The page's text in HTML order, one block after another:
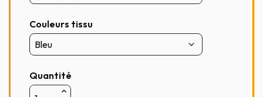
Couleurs tissu
Quantité